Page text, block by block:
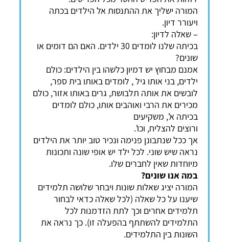
המורה ישליך את ההתנסות אל הילדים בכתה
ויעורר דיון.
– שאלה לדיון:
בכיתה שלנו לומדים 30 ילדים. האם הם דומים או
שונים?
אמנם מבחוץ יש דמיון כלשהו בין הילדים: כולם
ילדים, בני אותו גיל , לומדים באותו בית ספר,
לובשים את אותה תלבושת, גרים באותו אזור, כולם
מכירים את הרבי ואוהבים אותו, כולם לומדים
בכיתה א', משקיעים
ורוצים להצליח, וכו'.
אך ככל שנתבונן פנימה ונכיר טוב יותר את הילדים
נראה שיש שוני. לכל ילד יש אופי שונה ותכונות
מיוחדות שאין לחברים שלו.
במה אנו שונים?
המורה יציג שאלות שונות ויבחר שלושה תלמידים
שיענו על כל שאלה (לכל שאלה כדאי לבחור
תלמידים אחרים וכך לתת הזדמנות לכל
התלמידים להשתתף בהפעלה זו). כך נראה את
השונות בין התלמידים.